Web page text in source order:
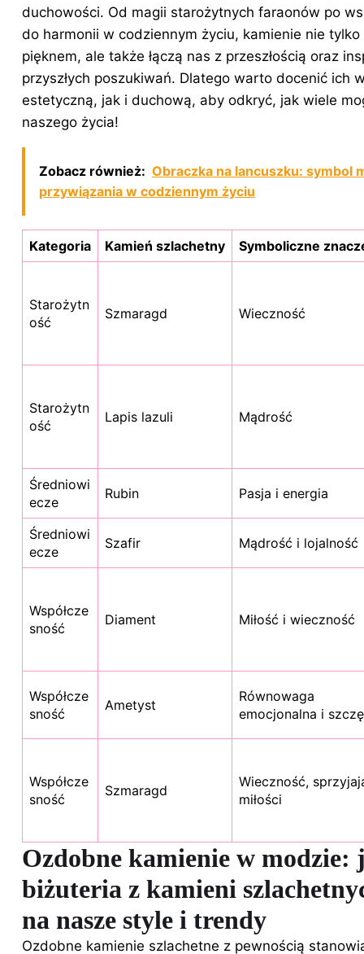
duchowości. Od magii starożytnych faraonów po
do harmonii w codziennym życiu, kamienie nie
pięknem, ale także łączą nas z przeszłością oraz
przyszłych poszukiwań. Dlatego warto docenić ich
estetyczną, jak i duchową, aby odkryć, jak wiele
naszego życia!
Zobacz również: Obraczka na lancuszku: symbol
przywiązania w codziennym życiu
Kategoria Kamień szlachetny Symboliczne
Starożytn
ość
Szmaragd Wieczność
Starożytn
ość
Lapis lazuli Mądrość
Średniowi
ecze
Rubin Pasja i energia
Średniowi
ecze
Szafir Mądrość i lojalność
Współcze
sność
Diament Miłość i wieczność
Współcze
sność
Ametyst
Równowaga
emocjonalna i
Współcze
sność
Szmaragd
Wieczność,
miłości
Ozdobne kamienie w modzie:
biżuteria z kamieni
na nasze style i trendy
Ozdobne kamienie szlachetne z pewnością